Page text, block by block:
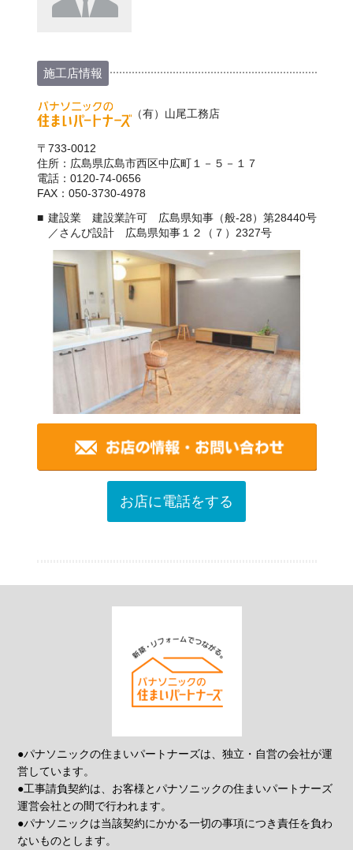
施工店情報
（有）山尾工務店
〒733-0012
住所：広島県広島市西区中広町１－５－１７
電話：0120-74-0656
FAX：050-3730-4978
建設業 建設業許可 広島県知事（般-28）第28440号
／さんび設計 広島県知事１２（７）2327号
お店に電話をする
●パナソニックの住まいパートナーズは、独立・自営の会社が運
営しています。
●工事請負契約は、お客様とパナソニックの住まいパートナーズ
運営会社との間で行われます。
●パナソニックは当該契約にかかる一切の事項につき責任を負わ
ないものとします。